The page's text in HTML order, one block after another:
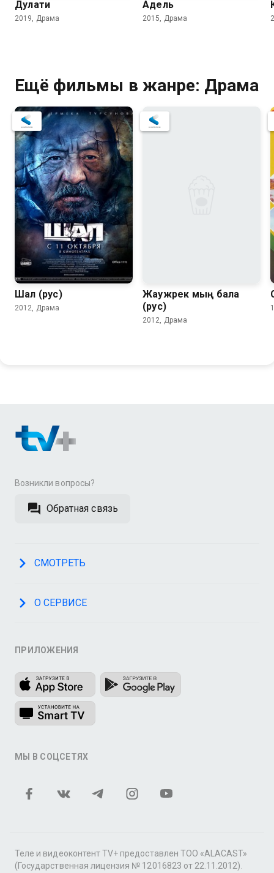
Дулати
2019, Драма
Адель
2015, Драма
Ещё фильмы в жанре: Драма
Шал (рус)
2012, Драма
Жаужүрек мың бала
(рус)
2012, Драма
Возникли вопросы?
Обратная связь
СМОТРЕТЬ
О СЕРВИСЕ
ПРИЛОЖЕНИЯ
МЫ В СОЦСЕТЯХ
Теле и видеоконтент TV+ предоставлен ТОО «ALACAST»
(Государственная лицензия № 12016823 от 22.11.2012).